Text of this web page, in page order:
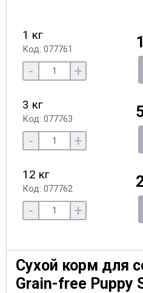
1 кг
Код: 077761
- +
3 кг
Код: 077763
- +
12 кг
Код: 077762
- +
Сухой корм для
Grain-free Puppy